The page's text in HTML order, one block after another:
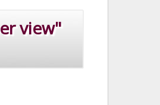
view"